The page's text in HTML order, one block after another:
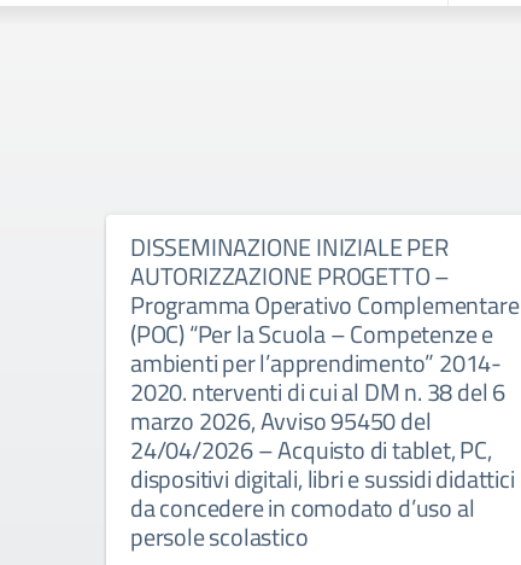
DISSEMINAZIONE INIZIALE PER
AUTORIZZAZIONE PROGETTO –
Programma Operativo Complementare
(POC) “Per la Scuola – Competenze e
ambienti per l’apprendimento” 2014-
2020. nterventi di cui al DM n. 38 del 6
marzo 2026, Avviso 95450 del
24/04/2026 – Acquisto di tablet, PC,
dispositivi digitali, libri e sussidi didattici
da concedere in comodato d’uso al
persole scolastico